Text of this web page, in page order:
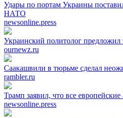
Удары по портам Украины
НАТО
newsonline.press
Украинский политолог
ournewz.ru
Саакашвили в тюрьме сделал
rambler.ru
Трамп заявил, что все
newsonline.press